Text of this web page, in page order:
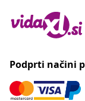
Podprti načini